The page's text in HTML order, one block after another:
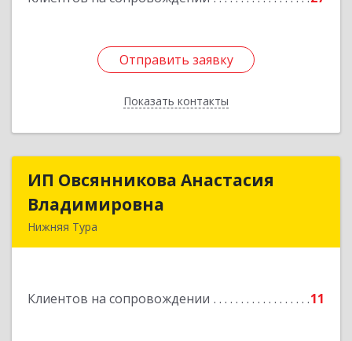
Отправить заявку
Показать контакты
Отправить заявку
Назад
ИП Овсянникова Анастасия
Владимировна
Нижняя Тура
Клиентов на сопровождении 11
ИП Овсянникова Анастасия
Подробнее